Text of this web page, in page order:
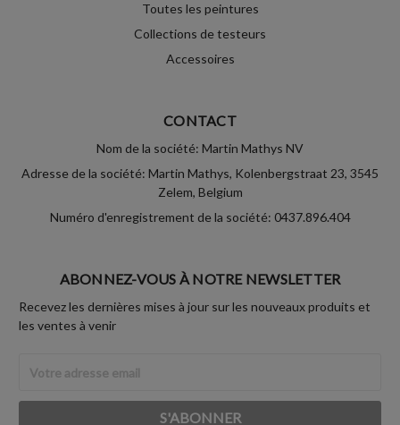
Toutes les peintures
Collections de testeurs
Accessoires
CONTACT
Nom de la société: Martin Mathys NV
Adresse de la société: Martin Mathys, Kolenbergstraat 23, 3545
Zelem, Belgium
Numéro d'enregistrement de la société: 0437.896.404
ABONNEZ-VOUS À NOTRE NEWSLETTER
Recevez les dernières mises à jour sur les nouveaux produits et
les ventes à venir
Email